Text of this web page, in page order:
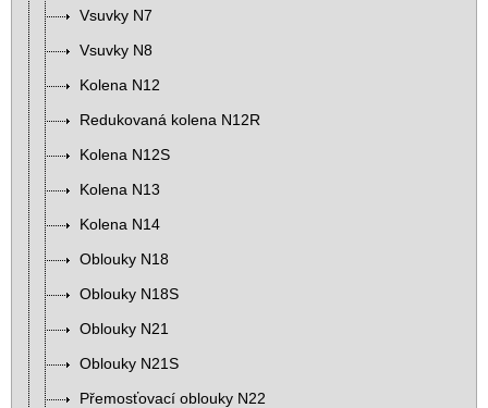
Vsuvky N7
Vsuvky N8
Kolena N12
Redukovaná kolena N12R
Kolena N12S
Kolena N13
Kolena N14
Oblouky N18
Oblouky N18S
Oblouky N21
Oblouky N21S
Přemosťovací oblouky N22